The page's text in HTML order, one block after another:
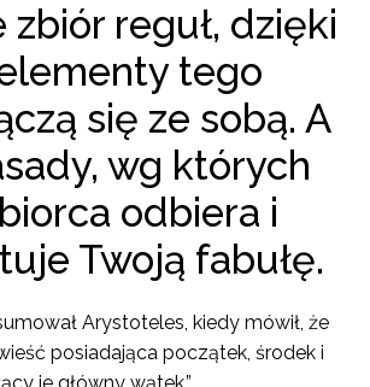
zbiór reguł, dzięki
tego
się ze sobą. A
wg których
odbiera i
Twoją fabułę.
Arystoteles, kiedy mówił, że
posiadająca początek, środek i